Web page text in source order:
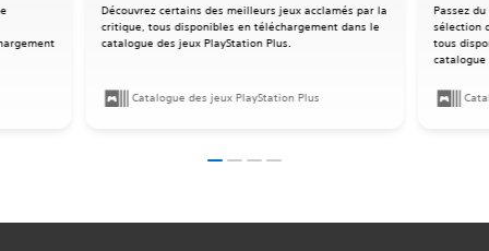
Découvrez certains des meilleurs jeux acclamés par la
critique, tous disponibles en téléchargement dans le
catalogue des jeux PlayStation Plus.
Catalogue des jeux PlayStation Plus
Passez
sélection
tous
catalogue